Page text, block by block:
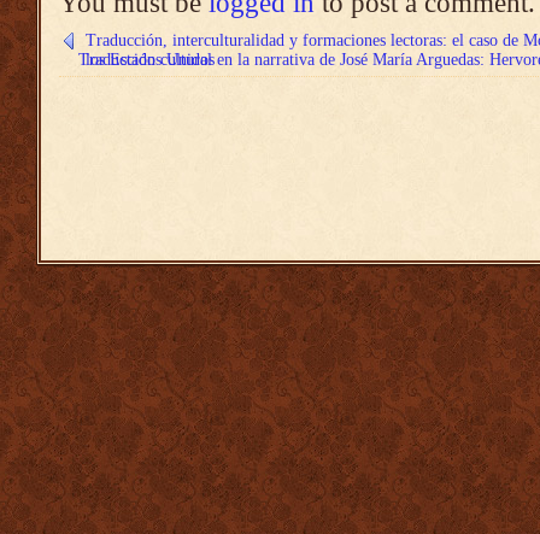
Traducción, interculturalidad y formaciones lectoras: el caso de
los Estados Unidos
Traducción cultural en la narrativa de José María Arguedas: